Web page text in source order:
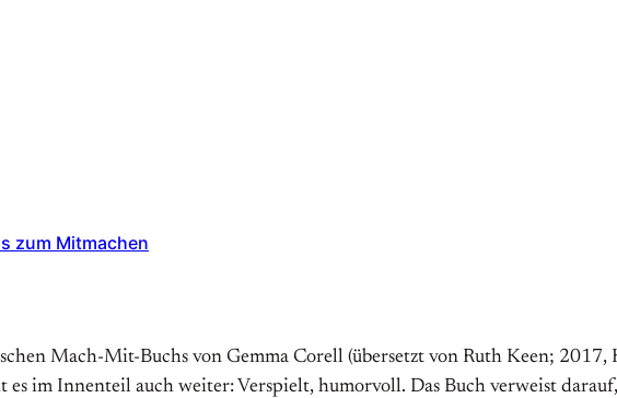
zum Mitmachen
Mach-Mit-Buchs von Gemma Corell (übersetzt von Ruth Keen;
es im Innenteil auch weiter: Verspielt, humorvoll. Das Buch verweist